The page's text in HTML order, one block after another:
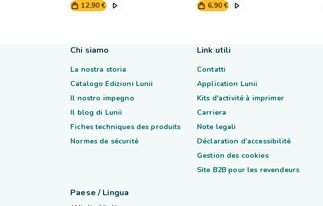
12,90 €
6,90 €
Chi siamo
La nostra storia
Catalogo Edizioni Lunii
Il nostro impegno
Il blog di Lunii
Fiches techniques des produits
Normes de sécurité
Link utili
Contatti
Application Lunii
Kits d'activité à imprimer
Carriera
Note legali
Déclaration d’accessibilité
Gestion des cookies
Site B2B pour les revendeurs
Paese / Lingua